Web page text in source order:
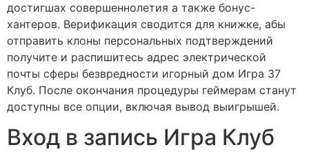
достигшах совершеннолетия а также бонус-
хантеров. Верификация сводится для книжке, абы
отправить клоны персональных подтверждений
получите и распишитесь адрес электрической
почты сферы безвредности игорный дом Игра 37
Клуб. После окончания процедуры геймерам станут
доступны все опции, включая вывод выигрышей.
Вход в запись Игра Клуб